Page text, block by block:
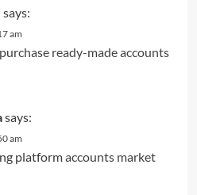
says:
am
purchase ready-made accounts
says:
am
platformaccounts market